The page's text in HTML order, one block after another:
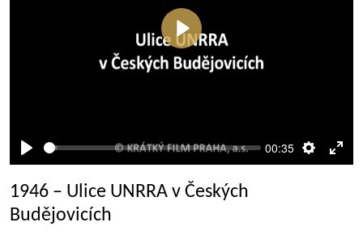
Přehrát
00:35
Přehrát
1946 – Ulice UNRRA v Českých
Budějovicích